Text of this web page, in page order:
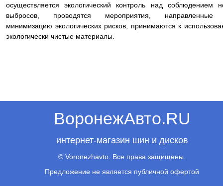
осуществляется экологический контроль над соблюдением
выбросов, проводятся мероприятия,
минимизацию экологических рисков, принимаются к
экологически чистые материалы.
ВоронежАвто.RU
интернет-магазин шин и дисков
© Voronezhavto. Все права защищены.
Предложение не является публичной офертой